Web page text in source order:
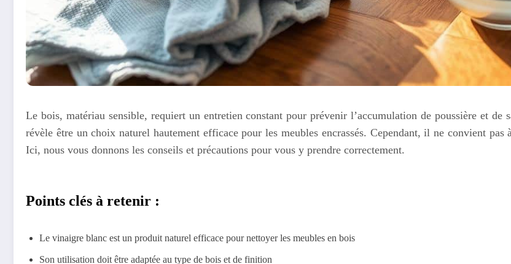
Le bois, matériau sensible, requiert un entretien constant pour prévenir l’accumulation de poussière et de
révèle être un choix naturel hautement efficace pour les meubles encrassés. Cependant, il ne convient
Ici, nous vous donnons les conseils et précautions pour vous y prendre correctement.
Points clés à retenir :
Le vinaigre blanc est un produit naturel efficace pour nettoyer les meubles en bois
Son utilisation doit être adaptée au type de bois et de finition